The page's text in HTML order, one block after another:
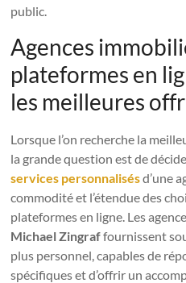
public.
Agences
plateformes en
les meilleures
Lorsque l’on recherche la
la grande question est de
services personnalisésd’une
commodité et l’étendue des
plateformes en ligne. Les
Michael Zingraffournissent
plus personnel, capables de
spécifiques et d’offrir un